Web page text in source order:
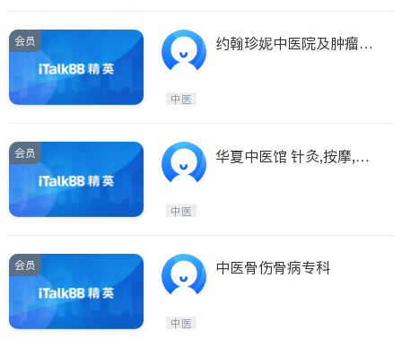
会员
约翰珍妮中医院及肿瘤中
中医
会员
华夏中医馆 针灸,按摩,踩
中医
会员 中医骨伤骨病专科
中医